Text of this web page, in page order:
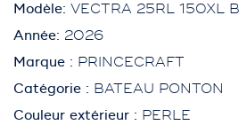
Modèle: VECTRA 25RL 150XL
Année: 2026
Marque : PRINCECRAFT
Catégorie : BATEAU PONTON
Couleur extérieur : PERLE